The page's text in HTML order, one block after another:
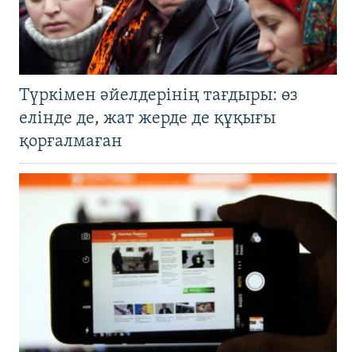
Түркімен әйелдерінің тағдыры: өз
елінде де, жат жерде де құқығы
қорғалмаған